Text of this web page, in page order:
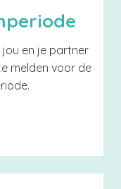
jou en je partner
melden voor de